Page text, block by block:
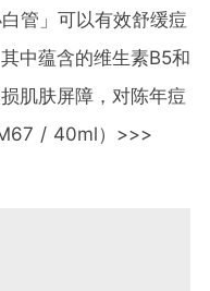
管」可以有效舒缓痘
中蕴含的维生素B5和
肌肤屏障，对陈年痘
/ 40ml）>>>